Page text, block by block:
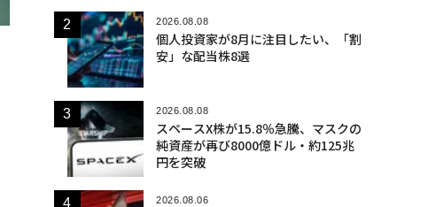
2026.08.08
個人投資家が8月に注目したい、「割
安」な配当株8選
2026.08.08
スペースX株が15.8％急騰、マスクの
純資産が再び8000億ドル・約125兆
円を突破
2026.08.06